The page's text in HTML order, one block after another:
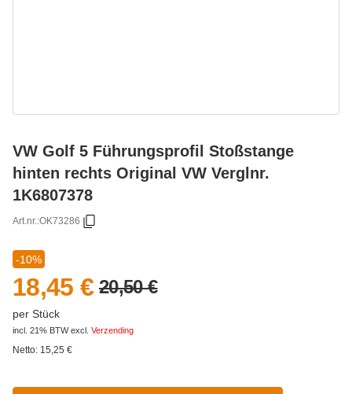
VW Golf 5 Führungsprofil Stoßstange
hinten rechts Original VW Verglnr.
1K6807378
Art.nr.:OK73286
-10%
18,45 € 20,50 €
per Stück
incl. 21% BTWexcl. Verzending
Netto: 15,25 €